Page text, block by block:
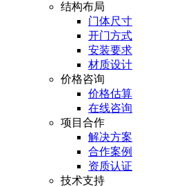
结构布局
门体尺寸
开门方式
安装要求
材质设计
价格咨询
价格估算
在线咨询
项目合作
解决方案
合作案例
资质认证
技术支持